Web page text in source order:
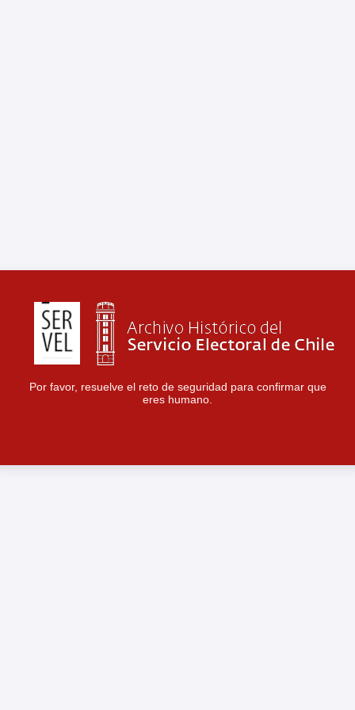
Por favor, resuelve el reto de seguridad para confirmar que
eres humano.